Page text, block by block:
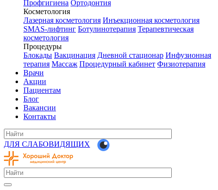
Профгигиена Ортодонтия
Косметология
Лазерная косметология Инъекционная косметология
SMAS-лифтинг Ботулинотерапия Терапевтическая
косметология
Процедуры
Блокады Вакцинация Дневной стационар Инфузионная
терапия Массаж Процедурный кабинет Физиотерапия
Врачи
Акции
Пациентам
Блог
Вакансии
Контакты
ДЛЯ СЛАБОВИДЯЩИХ